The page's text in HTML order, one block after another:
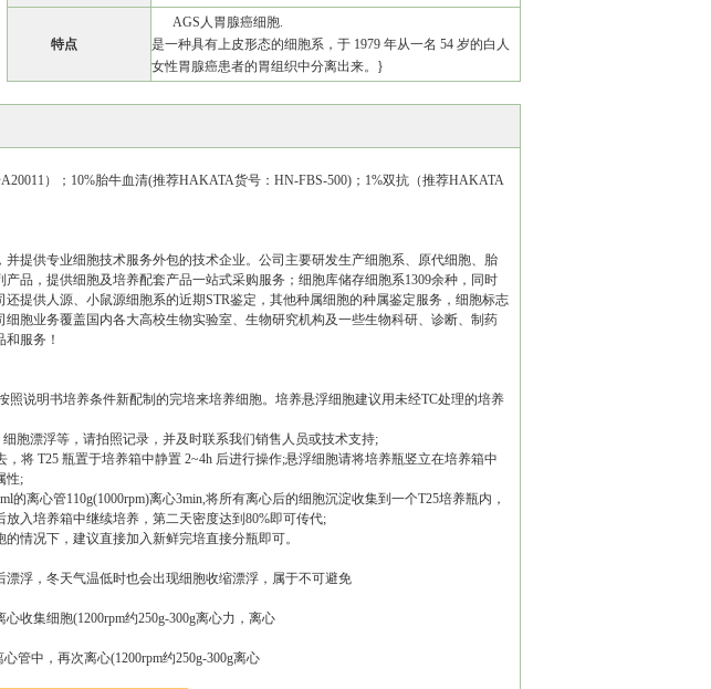
特点
AGS人胃腺癌细胞.
是一种具有上皮形态的细胞系，于 1979 年从一名 54 岁的白人
女性胃腺癌患者的胃组织中分离出来。}
）；10%胎牛血清(推荐HAKATA货号：HN-FBS-500)；1%双抗（推荐HAKATA
提供专业细胞技术服务外包的技术企业。公司主要研发生产细胞系、原代细胞、胎
品，提供细胞及培养配套产品一站式采购服务；细胞库储存细胞系1309余种，同时
提供人源、小鼠源细胞系的近期STR鉴定，其他种属细胞的种属鉴定服务，细胞标志
胞业务覆盖国内各大高校生物实验室、生物研究机构及一些生物科研、诊断、制药
服务！
照说明书培养条件新配制的完培来培养细胞。培养悬浮细胞建议用未经TC处理的培养
胞漂浮等，请拍照记录，并及时联系我们销售人员或技术支持;
将 T25 瓶置于培养箱中静置 2~4h 后进行操作;悬浮细胞请将培养瓶竖立在培养箱中
性;
的离心管110g(1000rpm)离心3min,将所有离心后的细胞沉淀收集到一个T25培养瓶内，
入培养箱中继续培养，第二天密度达到80%即可传代;
情况下，建议直接加入新鲜完培直接分瓶即可。
浮，冬天气温低时也会出现细胞收缩漂浮，属于不可避免
收集细胞(1200rpm约250g-300g离心力，离心
管中，再次离心(1200rpm约250g-300g离心